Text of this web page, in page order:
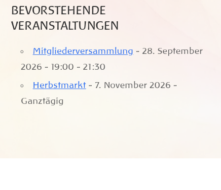
BEVORSTEHENDE
VERANSTALTUNGEN
Mitgliederversammlung - 28. September
2026 - 19:00 - 21:30
Herbstmarkt - 7. November 2026 -
Ganztägig